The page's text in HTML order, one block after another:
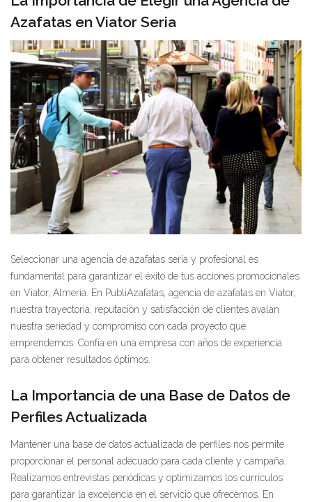
Azafatas en Viator Seria
Seleccionar una agencia de azafatas seria y profesional es
fundamental para garantizar el éxito de tus acciones promocionales
en Viator, Almería. En PubliAzafatas, agencia de azafatas en Viator,
nuestra trayectoria, reputación y satisfacción de clientes avalan
nuestra seriedad y compromiso con cada proyecto que
emprendemos. Confía en una empresa con años de experiencia
para obtener resultados óptimos.
La Importancia de una Base de Datos de
Perfiles Actualizada
Mantener una base de datos actualizada de perfiles nos permite
proporcionar el personal adecuado para cada cliente y campaña.
Realizamos entrevistas periódicas y optimizamos los currículos
para garantizar la excelencia en el servicio que ofrecemos. En